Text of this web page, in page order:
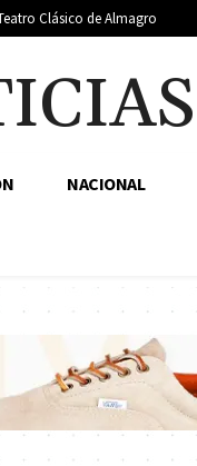
Clásico de Almagro
NACIONAL